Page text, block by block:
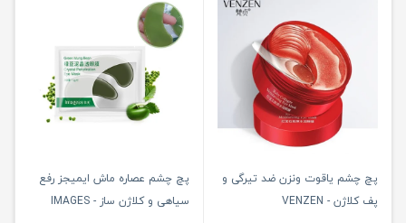
پچ چشم یاقوت ونزن ضد تیرگی و
پف کلاژن - VENZEN
پچ چشم عصاره ماش ایمیجز رفع
سیاهی و کلاژن ساز - IMAGES